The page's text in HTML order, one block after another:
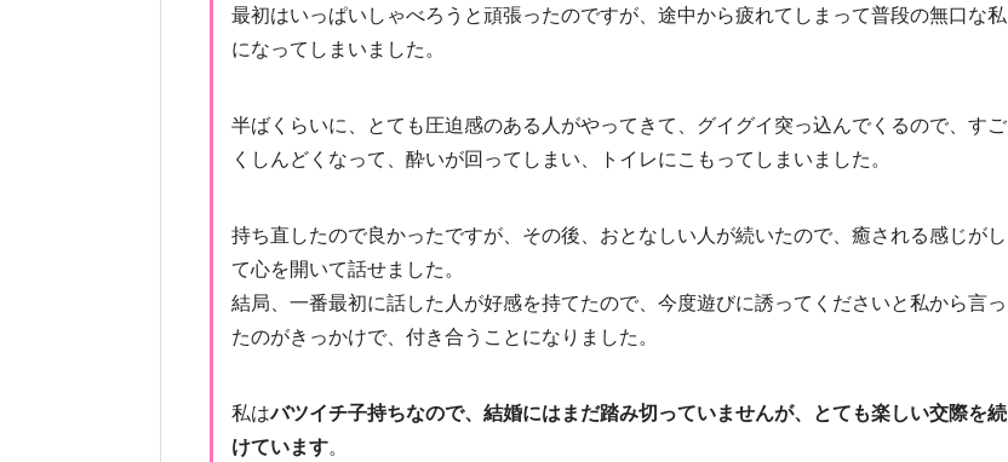
最初はいっぱいしゃべろうと頑張ったのですが、途中から疲れてしまって普段の無口な私
になってしまいました。
半ばくらいに、とても圧迫感のある人がやってきて、グイグイ突っ込んでくるので、すご
くしんどくなって、酔いが回ってしまい、トイレにこもってしまいました。
持ち直したので良かったですが、その後、おとなしい人が続いたので、癒される感じがし
て心を開いて話せました。
結局、一番最初に話した人が好感を持てたので、今度遊びに誘ってくださいと私から言っ
たのがきっかけで、付き合うことになりました。
私はバツイチ子持ちなので、結婚にはまだ踏み切っていませんが、とても楽しい交際を続
けています。